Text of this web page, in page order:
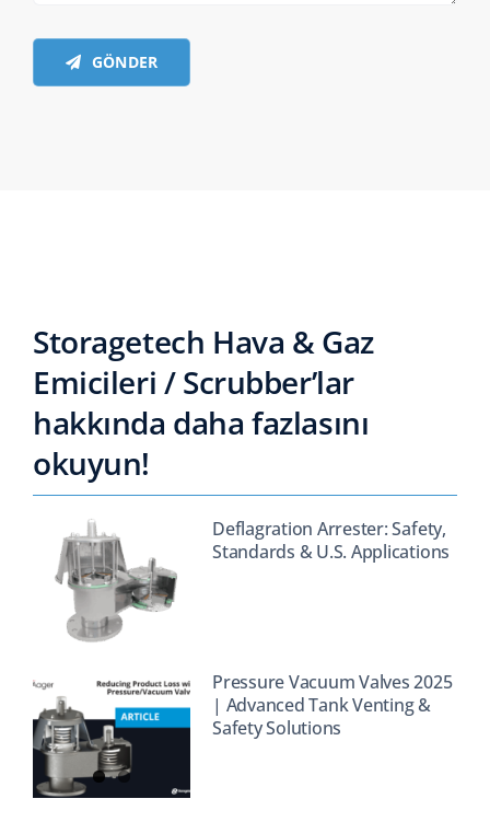
GÖNDER
Storagetech Hava & Gaz
Emicileri / Scrubber’lar
hakkında daha fazlasını
okuyun!
Deflagration Arrester: Safety,
Standards & U.S. Applications
Pressure Vacuum Valves 2025
| Advanced Tank Venting &
Safety Solutions